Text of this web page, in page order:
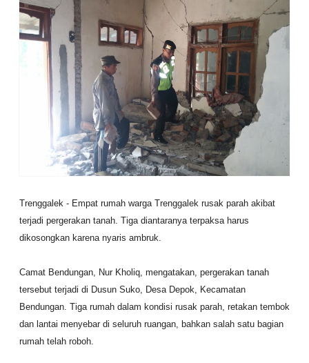
Trenggalek - Empat rumah warga Trenggalek rusak parah akibat
terjadi pergerakan tanah. Tiga diantaranya terpaksa harus
dikosongkan karena nyaris ambruk.
Camat Bendungan, Nur Kholiq, mengatakan, pergerakan tanah
tersebut terjadi di Dusun Suko, Desa Depok, Kecamatan
Bendungan. Tiga rumah dalam kondisi rusak parah, retakan tembok
dan lantai menyebar di seluruh ruangan, bahkan salah satu bagian
rumah telah roboh.